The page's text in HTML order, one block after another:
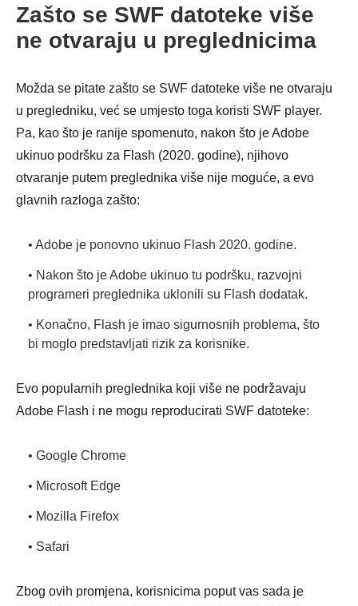
Zašto se SWF datoteke više
ne otvaraju u preglednicima
Možda se pitate zašto se SWF datoteke više ne otvaraju
u pregledniku, već se umjesto toga koristi SWF player.
Pa, kao što je ranije spomenuto, nakon što je Adobe
ukinuo podršku za Flash (2020. godine), njihovo
otvaranje putem preglednika više nije moguće, a evo
glavnih razloga zašto:
• Adobe je ponovno ukinuo Flash 2020. godine.
• Nakon što je Adobe ukinuo tu podršku, razvojni
programeri preglednika uklonili su Flash dodatak.
• Konačno, Flash je imao sigurnosnih problema, što
bi moglo predstavljati rizik za korisnike.
Evo popularnih preglednika koji više ne podržavaju
Adobe Flash i ne mogu reproducirati SWF datoteke:
• Google Chrome
• Microsoft Edge
• Mozilla Firefox
• Safari
Zbog ovih promjena, korisnicima poput vas sada je